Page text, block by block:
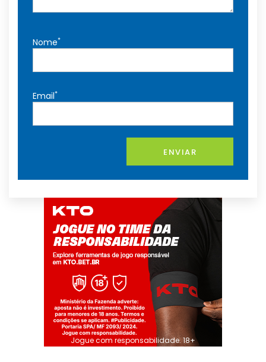
Nome*
Email*
ENVIAR
Jogue com responsabilidade. 18+